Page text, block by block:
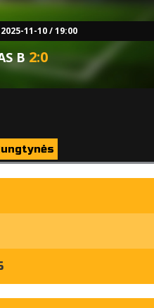
2025-11-10 / 19:00
B2:0